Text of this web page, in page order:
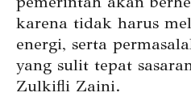
karena tidak harus
energi, serta
yang sulit tepat
Zulkifli Zaini.